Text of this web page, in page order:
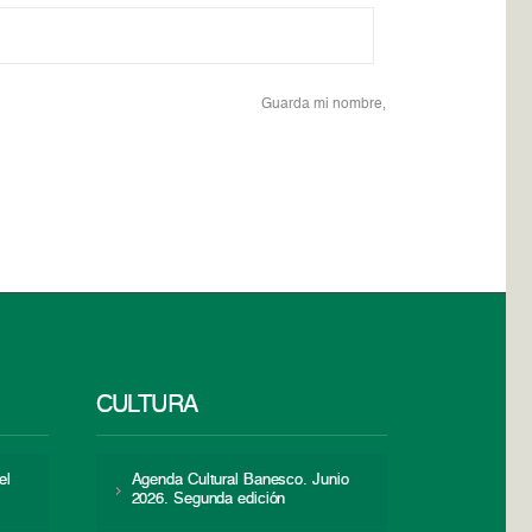
Guarda mi nombre,
CULTURA
Agenda Cultural Banesco. Junio
2026. Segunda edición